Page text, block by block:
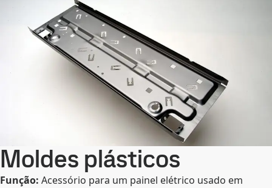
Moldes plásticos
Função: Acessório para um painel elétrico usado em